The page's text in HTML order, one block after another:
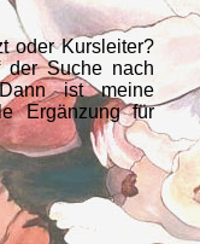
oder Kursleiter?
der Suche nach
ist meine
Ergänzung für